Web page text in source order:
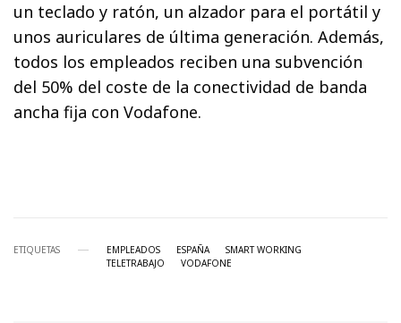
un teclado y ratón, un alzador para el portátil y
unos auriculares de última generación. Además,
todos los empleados reciben una subvención
del 50% del coste de la conectividad de banda
ancha fija con Vodafone.
ETIQUETAS EMPLEADOS ESPAÑA
SMART WORKING
TELETRABAJO
VODAFONE